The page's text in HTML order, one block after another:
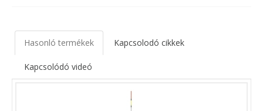
Hasonló termékek Kapcsolodó cikkek
Kapcsolódó videó